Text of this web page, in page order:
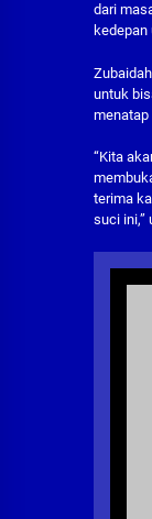
dari
kedepan
untuk
menatap
“Kita
terima
suci ini,”